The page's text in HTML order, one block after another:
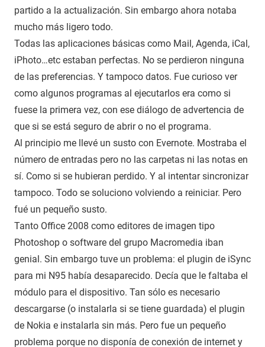
partido a la actualización. Sin embargo ahora notaba
mucho más ligero todo.
Todas las aplicaciones básicas como Mail, Agenda, iCal,
iPhoto…etc estaban perfectas. No se perdieron ninguna
de las preferencias. Y tampoco datos. Fue curioso ver
como algunos programas al ejecutarlos era como si
fuese la primera vez, con ese diálogo de advertencia de
que si se está seguro de abrir o no el programa.
Al principio me llevé un susto con Evernote. Mostraba el
número de entradas pero no las carpetas ni las notas en
sí. Como si se hubieran perdido. Y al intentar sincronizar
tampoco. Todo se soluciono volviendo a reiniciar. Pero
fué un pequeño susto.
Tanto Office 2008 como editores de imagen tipo
Photoshop o software del grupo Macromedia iban
genial. Sin embargo tuve un problema: el plugin de iSync
para mi N95 había desaparecido. Decía que le faltaba el
módulo para el dispositivo. Tan sólo es necesario
descargarse (o instalarla si se tiene guardada) el plugin
de Nokia e instalarla sin más. Pero fue un pequeño
problema porque no disponía de conexión de internet y